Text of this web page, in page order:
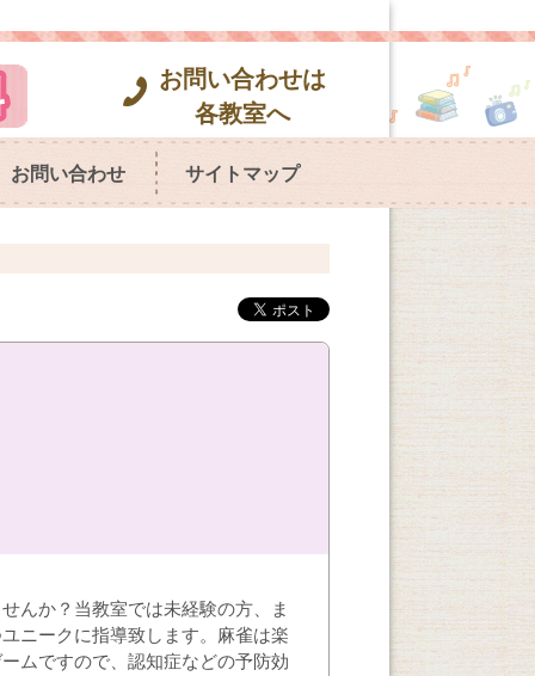
お問い合わせは
各教室へ
お問い合わせ サイトマップ
んか？当教室では未経験の方、ま
ニークに指導致します。麻雀は楽
ムですので、認知症などの予防効